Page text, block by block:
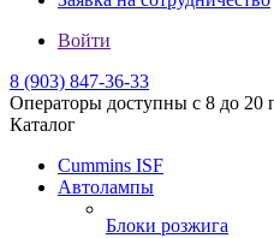
Войти
8 (903) 847-36-33
Операторы доступны с 8 до 20
Каталог
Cummins ISF
Автолампы
Блоки розжига